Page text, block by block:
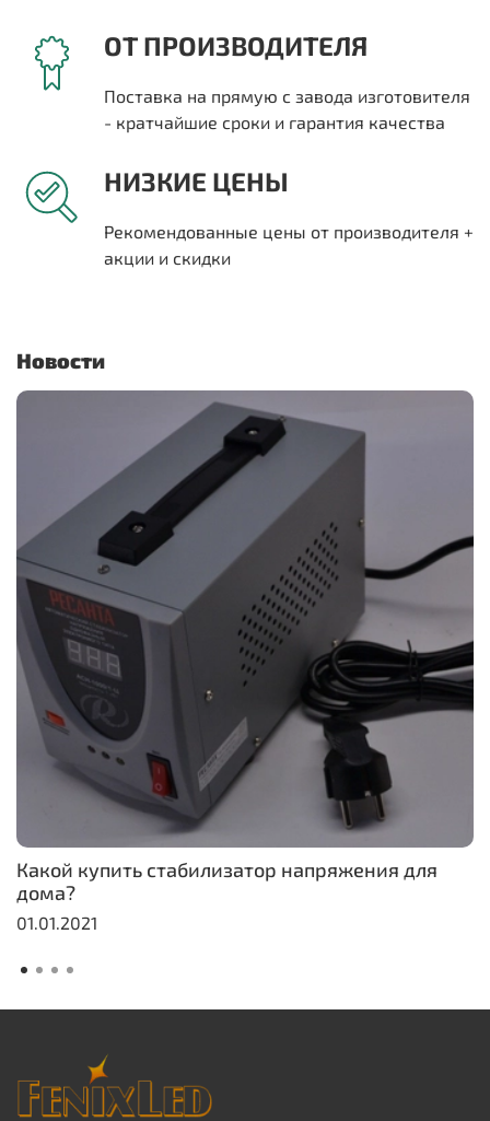
ОТ ПРОИЗВОДИТЕЛЯ
Поставка на прямую с завода изготовителя
- кратчайшие сроки и гарантия качества
НИЗКИЕ ЦЕНЫ
Рекомендованные цены от производителя +
акции и скидки
Новости
Какой купить стабилизатор напряжения для
дома?
01.01.2021